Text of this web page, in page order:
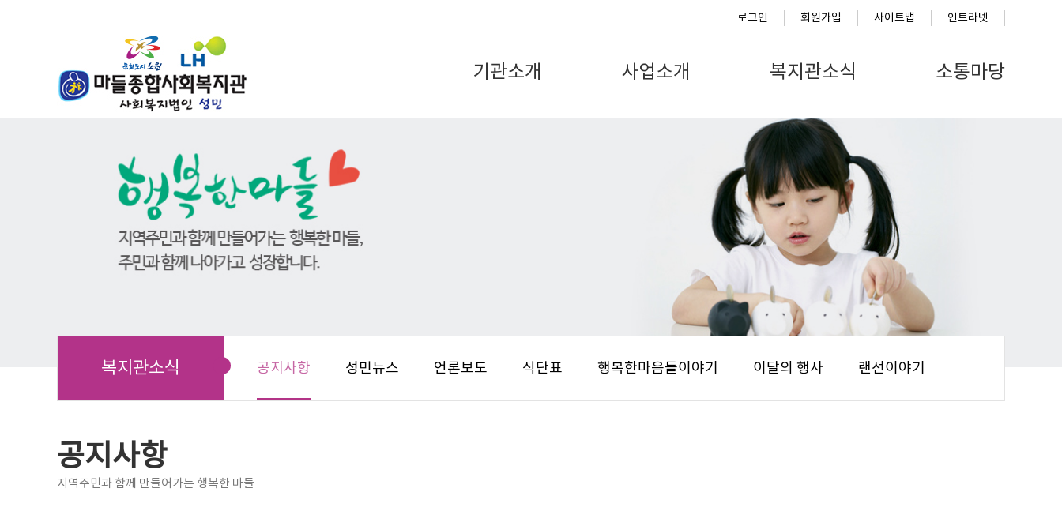
로그인 회원가입 사이트맵 인트라넷
기관소개 사업소개 복지관소식 소통마당
복지관소식 공지사항 성민뉴스 언론보도 식단표 행복한마음들이야기 이달의 행사 랜선이야기
공지사항
지역주민과 함께 만들어가는 행복한 마들